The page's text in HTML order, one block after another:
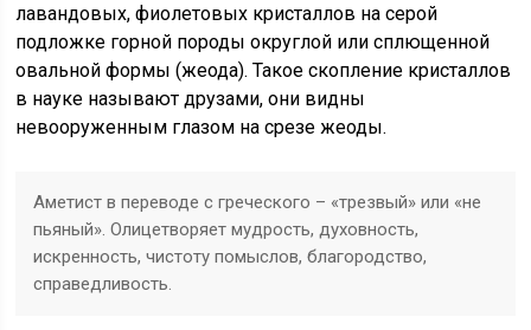
лавандовых, фиолетовых кристаллов на серой
подложке горной породы округлой или сплющенной
овальной формы (жеода). Такое скопление кристаллов
в науке называют друзами, они видны
невооруженным глазом на срезе жеоды.
Аметист в переводе с греческого – «трезвый» или «не
пьяный». Олицетворяет мудрость, духовность,
искренность, чистоту помыслов, благородство,
справедливость.